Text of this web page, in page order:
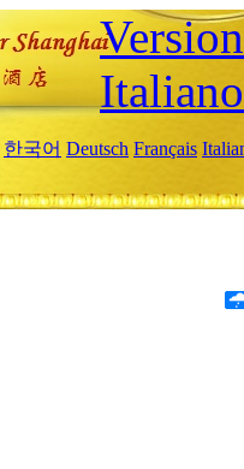
Italiano
한국어 Deutsch Français